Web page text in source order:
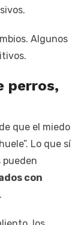
Algunos
perros,
que el miedo
Lo que sí
pueden
con
.